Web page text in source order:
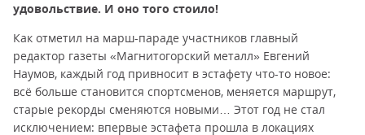
удовольствие. И оно того стоило!
Как отметил на марш-параде участников главный
редактор газеты «Магнитогорский металл» Евгений
Наумов, каждый год привносит в эстафету что-то новое:
всё больше становится спортсменов, меняется маршрут,
старые рекорды сменяются новыми… Этот год не стал
исключением: впервые эстафета прошла в локациях